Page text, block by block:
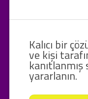
Kalıcı bir
ve kişi
yararlanın.